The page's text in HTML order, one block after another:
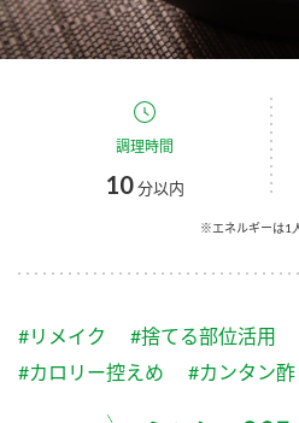
スープ
ふりかけ
Fibee（ファイビー）
カンタン酢
お酢ドリンク
かおりの蔵
つゆ
鍋なび
納豆のサイト
企業情報
ミツカングループについて
企業理念
ミツカンを知る
水の文化センター（
お客様相談センター
調理時間
10分以内
※エネルギーは1
#リメイク #捨てる部位活用
#カロリー控えめ
#カンタン酢